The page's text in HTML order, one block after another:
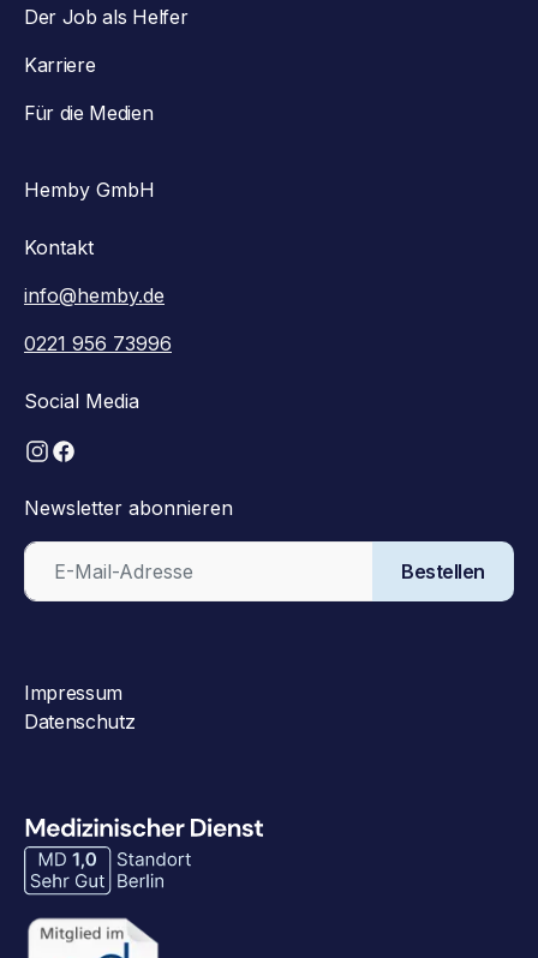
Der Job als Helfer
Karriere
Für die Medien
Hemby GmbH
Kontakt
info@hemby.de
0221 956 73996
Social Media
Newsletter abonnieren
Bestellen
Impressum
Datenschutz